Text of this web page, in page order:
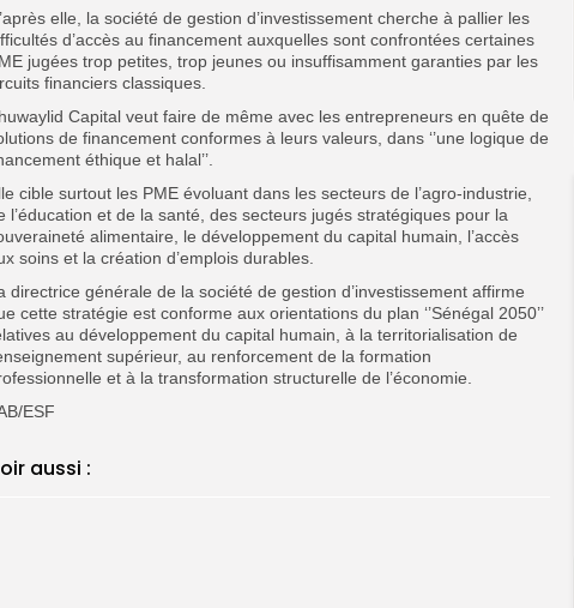
elle, la société de gestion d’investissement cherche à pallier les
d’accès au financement auxquelles sont confrontées certaines
jugées trop petites, trop jeunes ou insuffisamment garanties par les
financiers classiques.
Capital veut faire de même avec les entrepreneurs en quête de
de financement conformes à leurs valeurs, dans ‘’une logique de
éthique et halal’’.
cible surtout les PME évoluant dans les secteurs de l’agro-industrie,
l’éducation et de la santé, des secteurs jugés stratégiques pour la
alimentaire, le développement du capital humain, l’accès
soins et la création d’emplois durables.
directrice générale de la société de gestion d’investissement affirme
cette stratégie est conforme aux orientations du plan ‘’Sénégal 2050’’
au développement du capital humain, à la territorialisation de
supérieur, au renforcement de la formation
et à la transformation structurelle de l’économie.
ESF
aussi :